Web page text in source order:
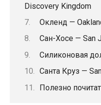
Discovery Kingdom
Окленд —
Сан-Хосе — San
Силиконовая
Санта Круз —
Полезно